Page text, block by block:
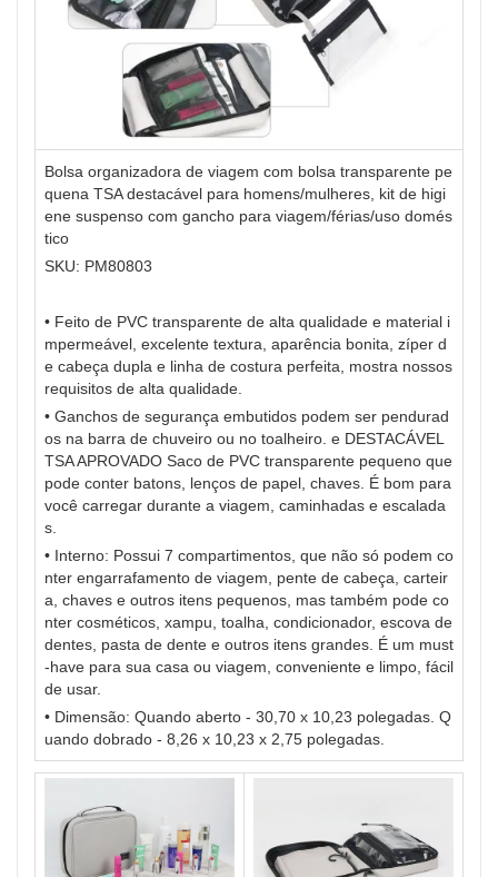
Bolsa organizadora de viagem com bolsa transparente pe
quena TSA destacável para homens/mulheres, kit de higi
ene suspenso com gancho para viagem/férias/uso domés
tico
SKU: PM80803
• Feito de PVC transparente de alta qualidade e material i
mpermeável, excelente textura, aparência bonita, zíper d
e cabeça dupla e linha de costura perfeita, mostra nossos
requisitos de alta qualidade.
• Ganchos de segurança embutidos podem ser pendurad
os na barra de chuveiro ou no toalheiro. e DESTACÁVEL
TSA APROVADO Saco de PVC transparente pequeno que
pode conter batons, lenços de papel, chaves. É bom para
você carregar durante a viagem, caminhadas e escalada
s.
• Interno: Possui 7 compartimentos, que não só podem co
nter engarrafamento de viagem, pente de cabeça, carteir
a, chaves e outros itens pequenos, mas também pode co
nter cosméticos, xampu, toalha, condicionador, escova de
dentes, pasta de dente e outros itens grandes. É um must
-have para sua casa ou viagem, conveniente e limpo, fácil
de usar.
• Dimensão: Quando aberto - 30,70 x 10,23 polegadas. Q
uando dobrado - 8,26 x 10,23 x 2,75 polegadas.